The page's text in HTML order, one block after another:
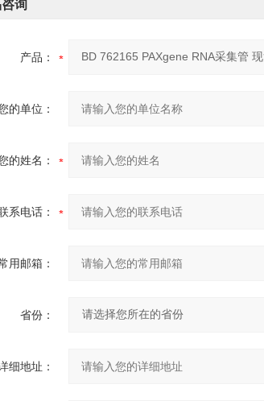
询
产品：
的单位：
的姓名：
系电话：
用邮箱：
省份：
细地址：